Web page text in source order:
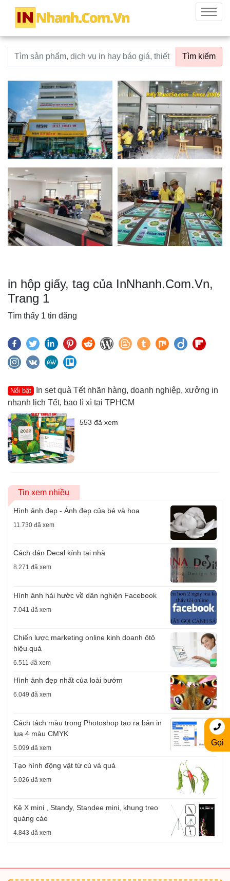
innhanh.com.vn
Menu
Từ khoá tìm kiếm Tìm kiếm
in hộp giấy, tag của InNhanh.Com.Vn,
Trang 1
Tìm thấy 1 tin đăng
Nổi bật
In set quà Tết nhãn hàng, doanh nghiệp, xưởng in
nhanh lịch Tết, bao lì xì tại TPHCM
553 đã xem
Tin xem nhiều
Hình ảnh đẹp - Ảnh đẹp của bé và hoa
11.730 đã xem
Cách dán Decal kính tại nhà
8.271 đã xem
Hình ảnh hài hước về dân nghiện Facebook
7.041 đã xem
Chiến lược marketing online kinh doanh ôtô
hiệu quả
6.511 đã xem
Hình ảnh đẹp nhất của loài bướm
6.049 đã xem
Cách tách màu trong Photoshop tạo ra bản in
lụa 4 màu CMYK
5.099 đã xem
Tạo hình động vật từ củ và quả
5.026 đã xem
Kệ X mini , Standy, Standee mini, khung treo
quảng cáo
4.843 đã xem
Gọi